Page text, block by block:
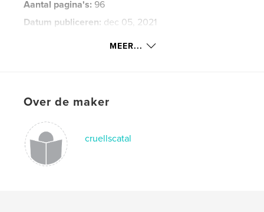
Aantal pagina's: 96
Datum publiceren: dec 05, 2021
MEER...
Over de maker
cruellscatal